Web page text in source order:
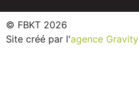
© FBKT 2026
Site créé par l'agence Gravity